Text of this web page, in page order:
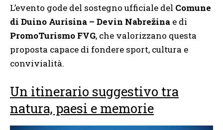
L’evento gode del sostegno ufficiale del Comune
di Duino Aurisina – Devin Nabrežina e di
PromoTurismo FVG, che valorizzano questa
proposta capace di fondere sport, cultura e
convivialità.
Un itinerario suggestivo tra
natura, paesi e memorie